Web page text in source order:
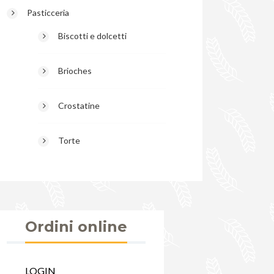
Pasticceria
Biscotti e dolcetti
Brioches
Crostatine
Torte
Ordini online
LOGIN